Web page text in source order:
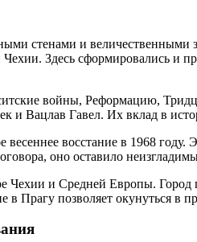
стенами и
Здесь сформировались и
войны, Реформацию,
и Вацлав Гавел. Их вклад в
восстание в 1968
оно оставило
Чехии и Средней Европы.
Прагу позволяет окунуться в